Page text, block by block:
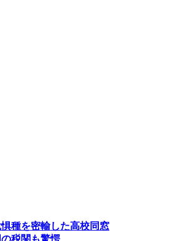
種を密輸した高校同窓
税関も驚愕